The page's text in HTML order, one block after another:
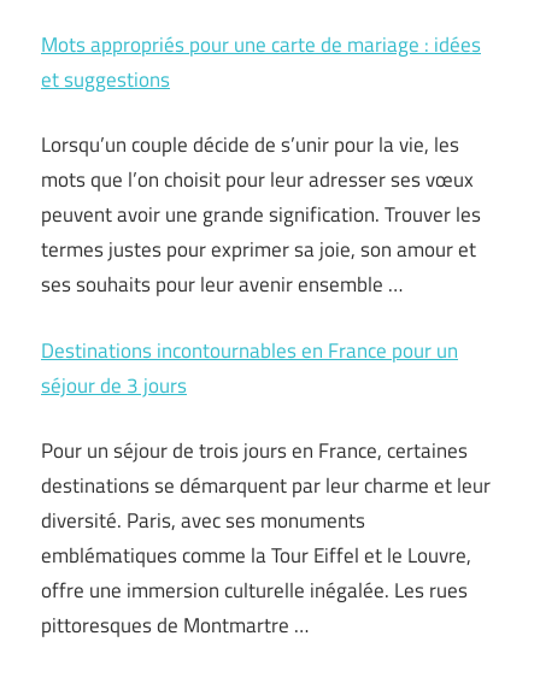
Mots appropriés pour une carte de mariage : idées
et suggestions
Lorsqu’un couple décide de s’unir pour la vie, les
mots que l’on choisit pour leur adresser ses vœux
peuvent avoir une grande signification. Trouver les
termes justes pour exprimer sa joie, son amour et
ses souhaits pour leur avenir ensemble …
Destinations incontournables en France pour un
séjour de 3 jours
Pour un séjour de trois jours en France, certaines
destinations se démarquent par leur charme et leur
diversité. Paris, avec ses monuments
emblématiques comme la Tour Eiffel et le Louvre,
offre une immersion culturelle inégalée. Les rues
pittoresques de Montmartre …